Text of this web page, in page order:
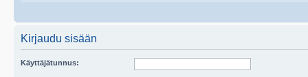
Kirjaudu sisään
Käyttäjätunnus: